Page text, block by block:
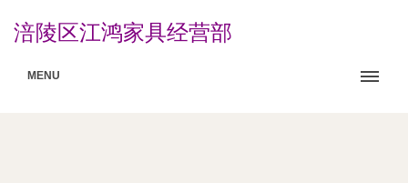
涪陵区江鸿家具经营部
MENU